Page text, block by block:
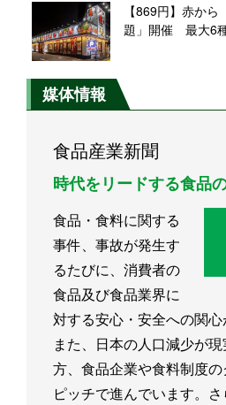
【869円】赤か
題」開催 最大6
媒体情報
食品産業新聞
時代をリードする食品
食品・食料に関する
事件、事故が発生す
るたびに、消費者の
食品及び食品業界に
対する安心・安全への関心
また、日本の人口減少が
方、食品企業や食料制度
ピッチで進んでいます。